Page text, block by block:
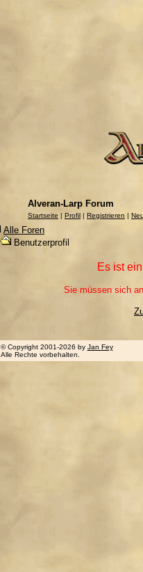
Alveran-Larp Forum
Startseite | Profil | Registrieren |
Alle Foren
Benutzerprofil
Es ist
Sie müssen sich
© Copyright 2001-2026 by Jan Fey
Alle Rechte vorbehalten.